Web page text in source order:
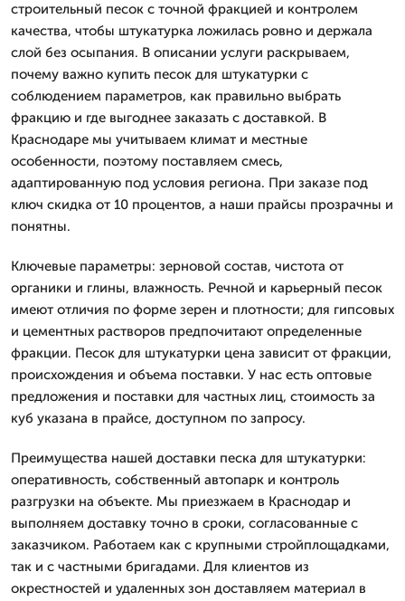
строительный песок с точной фракцией и контролем
качества, чтобы штукатурка ложилась ровно и держала
слой без осыпания. В описании услуги раскрываем,
почему важно купить песок для штукатурки с
соблюдением параметров, как правильно выбрать
фракцию и где выгоднее заказать с доставкой. В
Краснодаре мы учитываем климат и местные
особенности, поэтому поставляем смесь,
адаптированную под условия региона. При заказе под
ключ скидка от 10 процентов, а наши прайсы прозрачны и
понятны.
Ключевые параметры: зерновой состав, чистота от
органики и глины, влажность. Речной и карьерный песок
имеют отличия по форме зерен и плотности; для гипсовых
и цементных растворов предпочитают определенные
фракции. Песок для штукатурки цена зависит от фракции,
происхождения и объема поставки. У нас есть оптовые
предложения и поставки для частных лиц, стоимость за
куб указана в прайсе, доступном по запросу.
Преимущества нашей доставки песка для штукатурки:
оперативность, собственный автопарк и контроль
разгрузки на объекте. Мы приезжаем в Краснодар и
выполняем доставку точно в сроки, согласованные с
заказчиком. Работаем как с крупными стройплощадками,
так и с частными бригадами. Для клиентов из
окрестностей и удаленных зон доставляем материал в